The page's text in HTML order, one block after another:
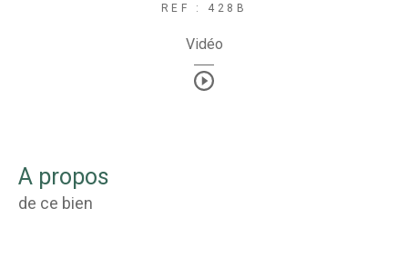
REF : 428B
Vidéo
a propos
de ce bien